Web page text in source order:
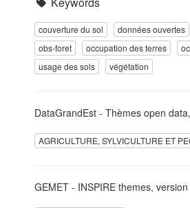
couverture du sol données ouvertes
obs-foret
occupation des terres
usage des sols
végétation
DataGrandEst - Thèmes open
AGRICULTURE, SYLVICULTURE ET
GEMET - INSPIRE themes,